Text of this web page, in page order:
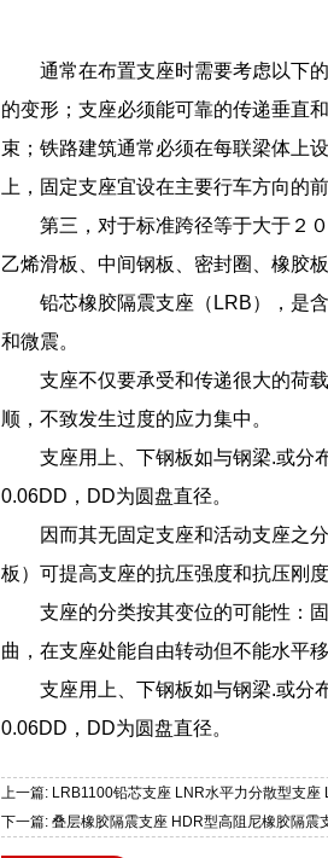
通常在布置支座时需要考虑以下
的变形；支座必须能可靠的传递垂直
束；铁路建筑通常必须在每联梁体上
上，固定支座宜设在主要行车方向的
第三，对于标准跨径等于大于２
乙烯滑板、中间钢板、密封圈、橡胶
铅芯橡胶隔震支座（LRB），是
和微震。
支座不仅要承受和传递很大的荷
顺，不致发生过度的应力集中。
支座用上、下钢板如与钢梁.或分
0.06DD，DD为圆盘直径。
因而其无固定支座和活动支座之
板）可提高支座的抗压强度和抗压刚
支座的分类按其变位的可能性：
曲，在支座处能自由转动但不能水平
支座用上、下钢板如与钢梁.或分
0.06DD，DD为圆盘直径。
上一篇: LRB1100铅芯支座 LNR水平力分散型支
下一篇: 叠层橡胶隔震支座 HDR型高阻尼橡胶隔震